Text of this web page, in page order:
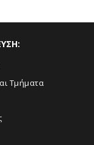
Τμήματα